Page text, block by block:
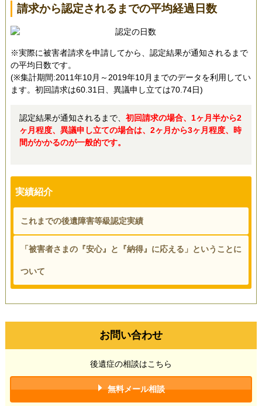
請求から認定されるまでの平均経過日数
※実際に被害者請求を申請してから、認定結果が通知されるまで
の平均日数です。
(※集計期間:2011年10月～2019年10月までのデータを利用してい
ます。初回請求は60.31日、異議申し立ては70.74日)
認定結果が通知されるまで、 初回請求の場合、1ヶ月半から2
ヶ月程度、異議申し立ての場合は、2ヶ月から3ヶ月程度、時
間がかかるのが一般的です。
実績紹介
これまでの後遺障害等級認定実績
「被害者さまの『安心』と『納得』に応える」ということに
ついて
お問い合わせ
後遺症の相談はこちら
無料メール相談